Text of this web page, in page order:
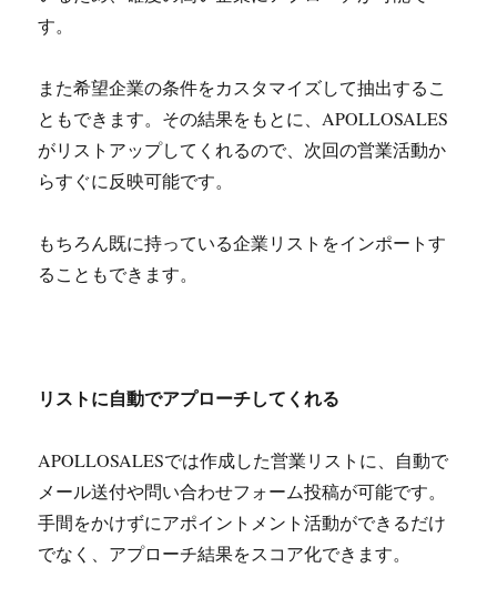
す。
また希望企業の条件をカスタマイズして抽出するこ
ともできます。その結果をもとに、APOLLOSALES
がリストアップしてくれるので、次回の営業活動か
らすぐに反映可能です。
もちろん既に持っている企業リストをインポートす
ることもできます。
リストに自動でアプローチしてくれる
APOLLOSALESでは作成した営業リストに、自動で
メール送付や問い合わせフォーム投稿が可能です。
手間をかけずにアポイントメント活動ができるだけ
でなく、アプローチ結果をスコア化できます。